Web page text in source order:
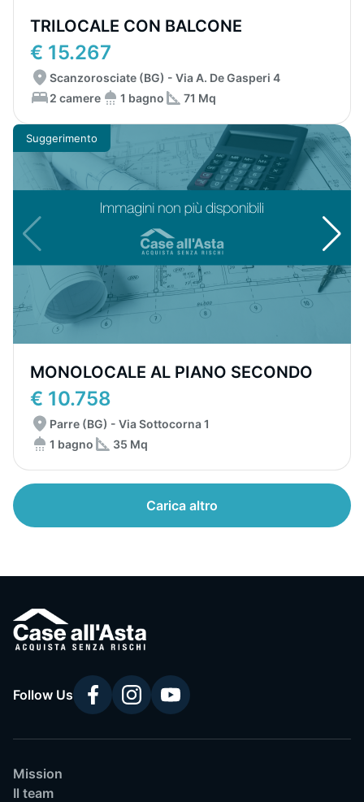
TRILOCALE CON BALCONE
€ 15.267
Scanzorosciate (BG) - Via A. De Gasperi 4
2 camere
1 bagno 71 Mq
Suggerimento
MONOLOCALE AL PIANO SECONDO
€ 10.758
Parre (BG) - Via Sottocorna 1
1 bagno
35 Mq
Carica altro
Follow Us
Mission
Il team